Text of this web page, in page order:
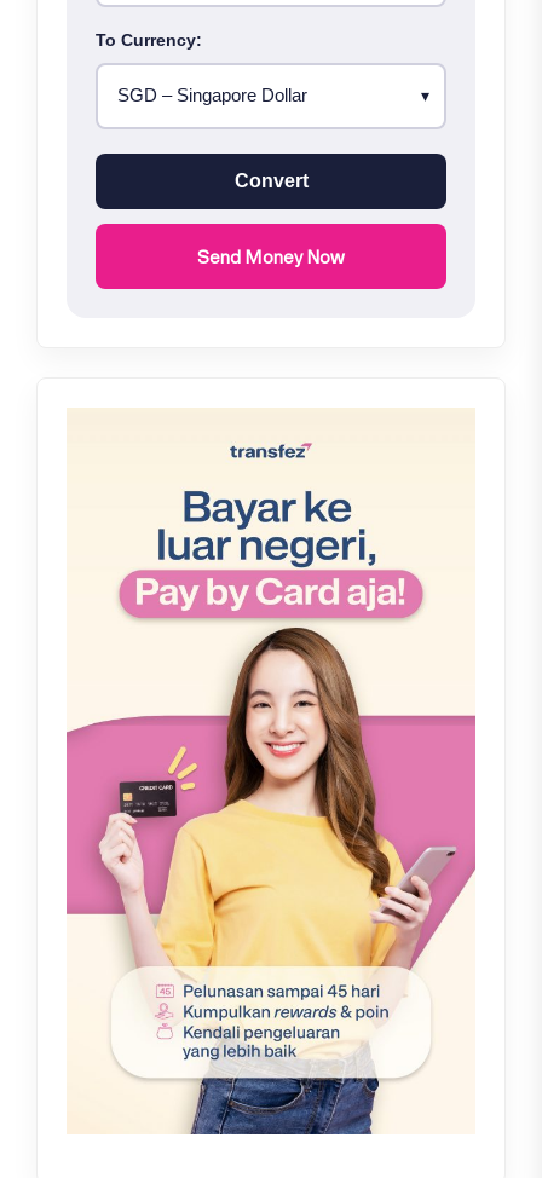
To Currency:
Convert
Send Money Now